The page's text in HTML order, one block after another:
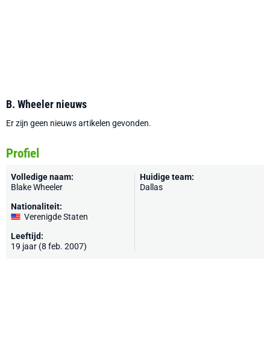
B. Wheeler nieuws
Er zijn geen nieuws artikelen gevonden.
Profiel
Volledige naam:
Blake Wheeler
Nationaliteit:
Verenigde Staten
Leeftijd:
19 jaar (8 feb. 2007)
Huidige team:
Dallas